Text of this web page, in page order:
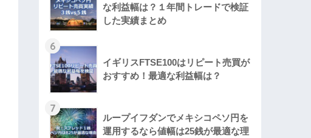
な利益幅は？１年間トレードで検証
した実績まとめ
6
イギリスFTSE100はリピート売買が
おすすめ！最適な利益幅は？
7
ループイフダンでメキシコペソ円を
運用するなら値幅は25銭が最適な理